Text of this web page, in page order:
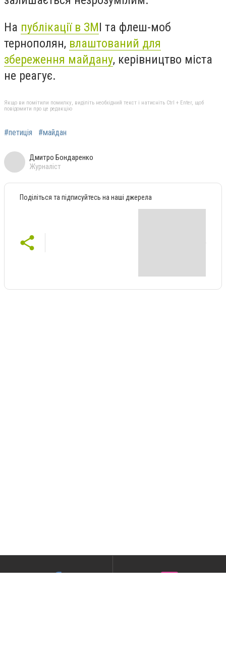
На публікації в ЗМІ та флеш-моб
тернополян, влаштований для
збереження майдану, керівництво міста
не реагує.
Якщо ви помітили помилку, виділіть необхідний текст і натисніть Ctrl + Enter, щоб
повідомити про це редакцію
#петиція #майдан
Дмитро Бондаренко
Журналіст
Поділіться та підписуйтесь на наші джерела